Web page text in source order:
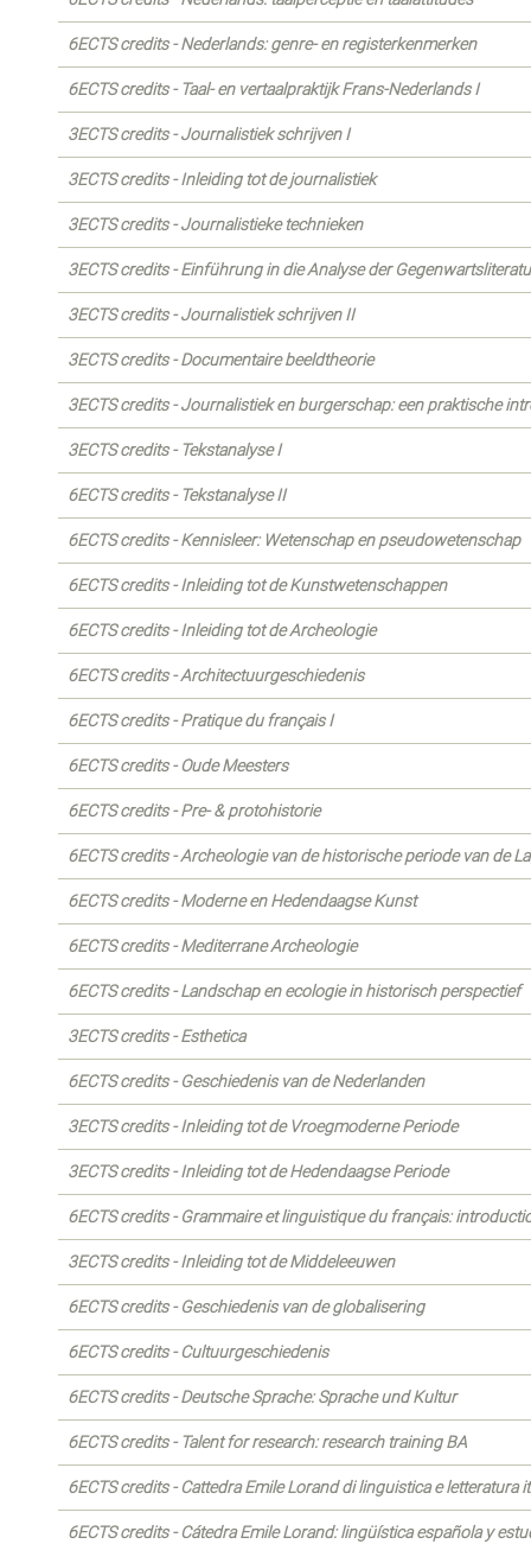
6ECTS credits - Nederlands: genre- en registerkenmerken
6ECTS credits - Taal- en vertaalpraktijk Frans-Nederlands I
3ECTS credits - Journalistiek schrijven I
3ECTS credits - Inleiding tot de journalistiek
3ECTS credits - Journalistieke technieken
3ECTS credits - Einführung in die Analyse der
3ECTS credits - Journalistiek schrijven II
3ECTS credits - Documentaire beeldtheorie
3ECTS credits - Journalistiek en burgerschap: een praktische
3ECTS credits - Tekstanalyse I
6ECTS credits - Tekstanalyse II
6ECTS credits - Kennisleer: Wetenschap en pseudowetenschap
6ECTS credits - Inleiding tot de Kunstwetenschappen
6ECTS credits - Inleiding tot de Archeologie
6ECTS credits - Architectuurgeschiedenis
6ECTS credits - Pratique du français I
6ECTS credits - Oude Meesters
6ECTS credits - Pre- & protohistorie
6ECTS credits - Archeologie van de historische periode van de
6ECTS credits - Moderne en Hedendaagse Kunst
6ECTS credits - Mediterrane Archeologie
6ECTS credits - Landschap en ecologie in historisch perspectief
3ECTS credits - Esthetica
6ECTS credits - Geschiedenis van de Nederlanden
3ECTS credits - Inleiding tot de Vroegmoderne Periode
3ECTS credits - Inleiding tot de Hedendaagse Periode
6ECTS credits - Grammaire et linguistique du français:
3ECTS credits - Inleiding tot de Middeleeuwen
6ECTS credits - Geschiedenis van de globalisering
6ECTS credits - Cultuurgeschiedenis
6ECTS credits - Deutsche Sprache: Sprache und Kultur
6ECTS credits - Talent for research: research training BA
6ECTS credits - Cattedra Emile Lorand di linguistica e letteratura
6ECTS credits - Cátedra Emile Lorand: lingüística española y